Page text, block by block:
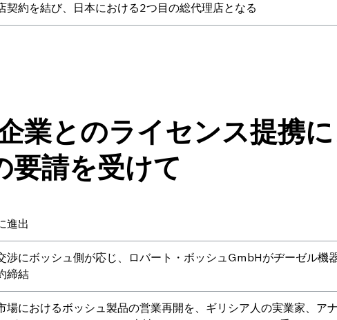
契約を結び、日本における2つ目の総代理店となる
業とのライセンス提携
請を受けて
進出
渉にボッシュ側が応じ、ロバート・ボッシュGmbHがヂーゼル
締結
場におけるボッシュ製品の営業再開を、ギリシア人の実業家、ア